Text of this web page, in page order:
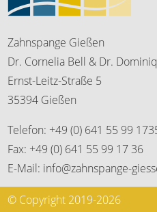
Zahnspange Gießen
Dr. Cornelia Bell & Dr.
Ernst-Leitz-Straße 5
35394 Gießen
Telefon: +49 (0) 641 55 99
Fax: +49 (0) 641 55 99 17 36
E-Mail: info@zahnspange-
© Copyright 2019-2026